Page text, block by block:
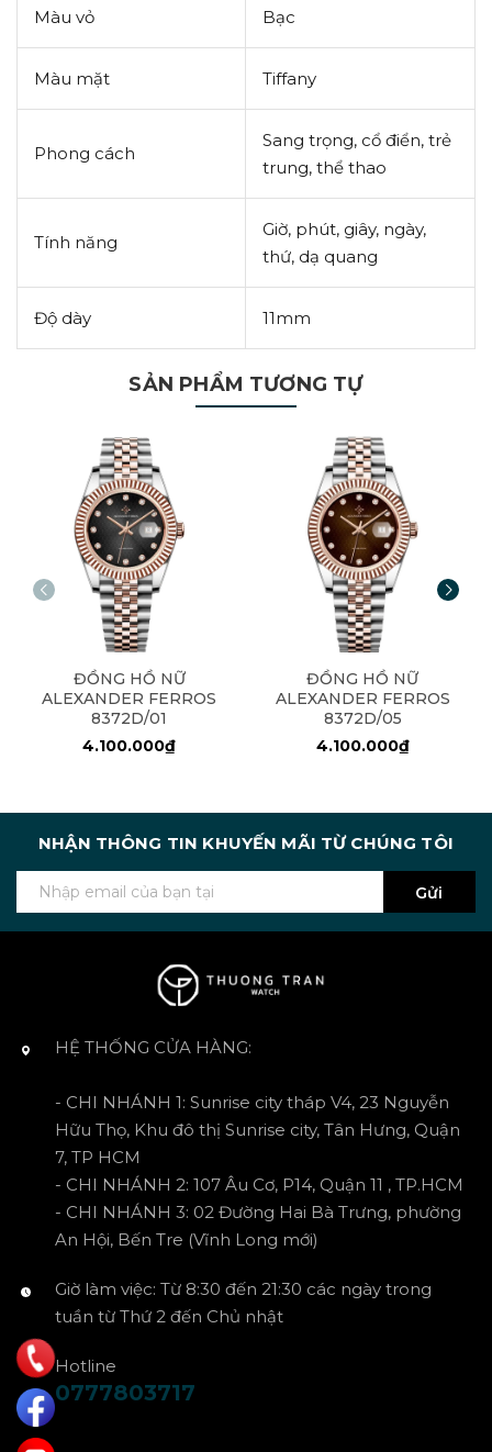
Màu vỏ Bạc
Màu mặt Tiffany
Phong cách
Sang trọng, cổ điển, trẻ
trung, thể thao
Tính năng
Giờ, phút, giây, ngày,
thứ, dạ quang
Độ dày 11mm
SẢN PHẨM TƯƠNG TỰ
ĐỒNG HỒ NỮ
ALEXANDER FERROS
8372D/01
4.100.000₫
ĐỒNG HỒ NỮ
ALEXANDER FERROS
8372D/05
4.100.000₫
NHẬN THÔNG TIN KHUYẾN MÃI TỪ CHÚNG TÔI
Gửi
HỆ THỐNG CỬA HÀNG:
- CHI NHÁNH 1: Sunrise city tháp V4, 23 Nguyễn
Hữu Thọ, Khu đô thị Sunrise city, Tân Hưng, Quận
7, TP HCM
- CHI NHÁNH 2: 107 Âu Cơ, P14, Quận 11 , TP.HCM
- CHI NHÁNH 3: 02 Đường Hai Bà Trưng, phường
An Hội, Bến Tre (Vĩnh Long mới)
Giờ làm việc: Từ 8:30 đến 21:30 các ngày trong
tuần từ Thứ 2 đến Chủ nhật
Hotline
0777803717